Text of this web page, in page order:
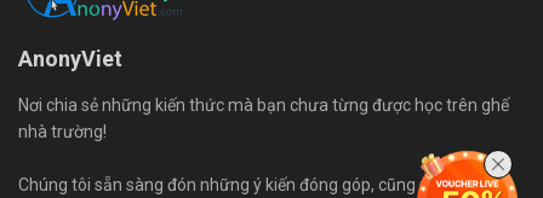
AnonyViet
Nơi chia sẻ những kiến thức mà bạn chưa từng được học trên ghế
nhà trường!
Chúng tôi sẵn sàng đón những ý kiến đóng góp, cũng như bài viết